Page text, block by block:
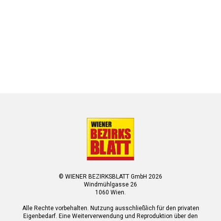
© WIENER BEZIRKSBLATT GmbH 2026
Windmühlgasse 26
1060 Wien.
Alle Rechte vorbehalten. Nutzung ausschließlich für den privaten
Eigenbedarf. Eine Weiterverwendung und Reproduktion über den